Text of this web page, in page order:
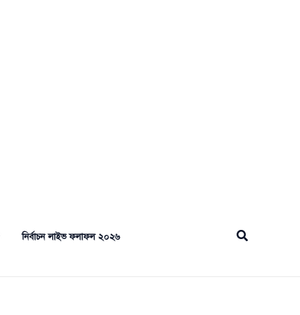
নির্বাচন লাইভ ফলাফল ২০২৬ Search